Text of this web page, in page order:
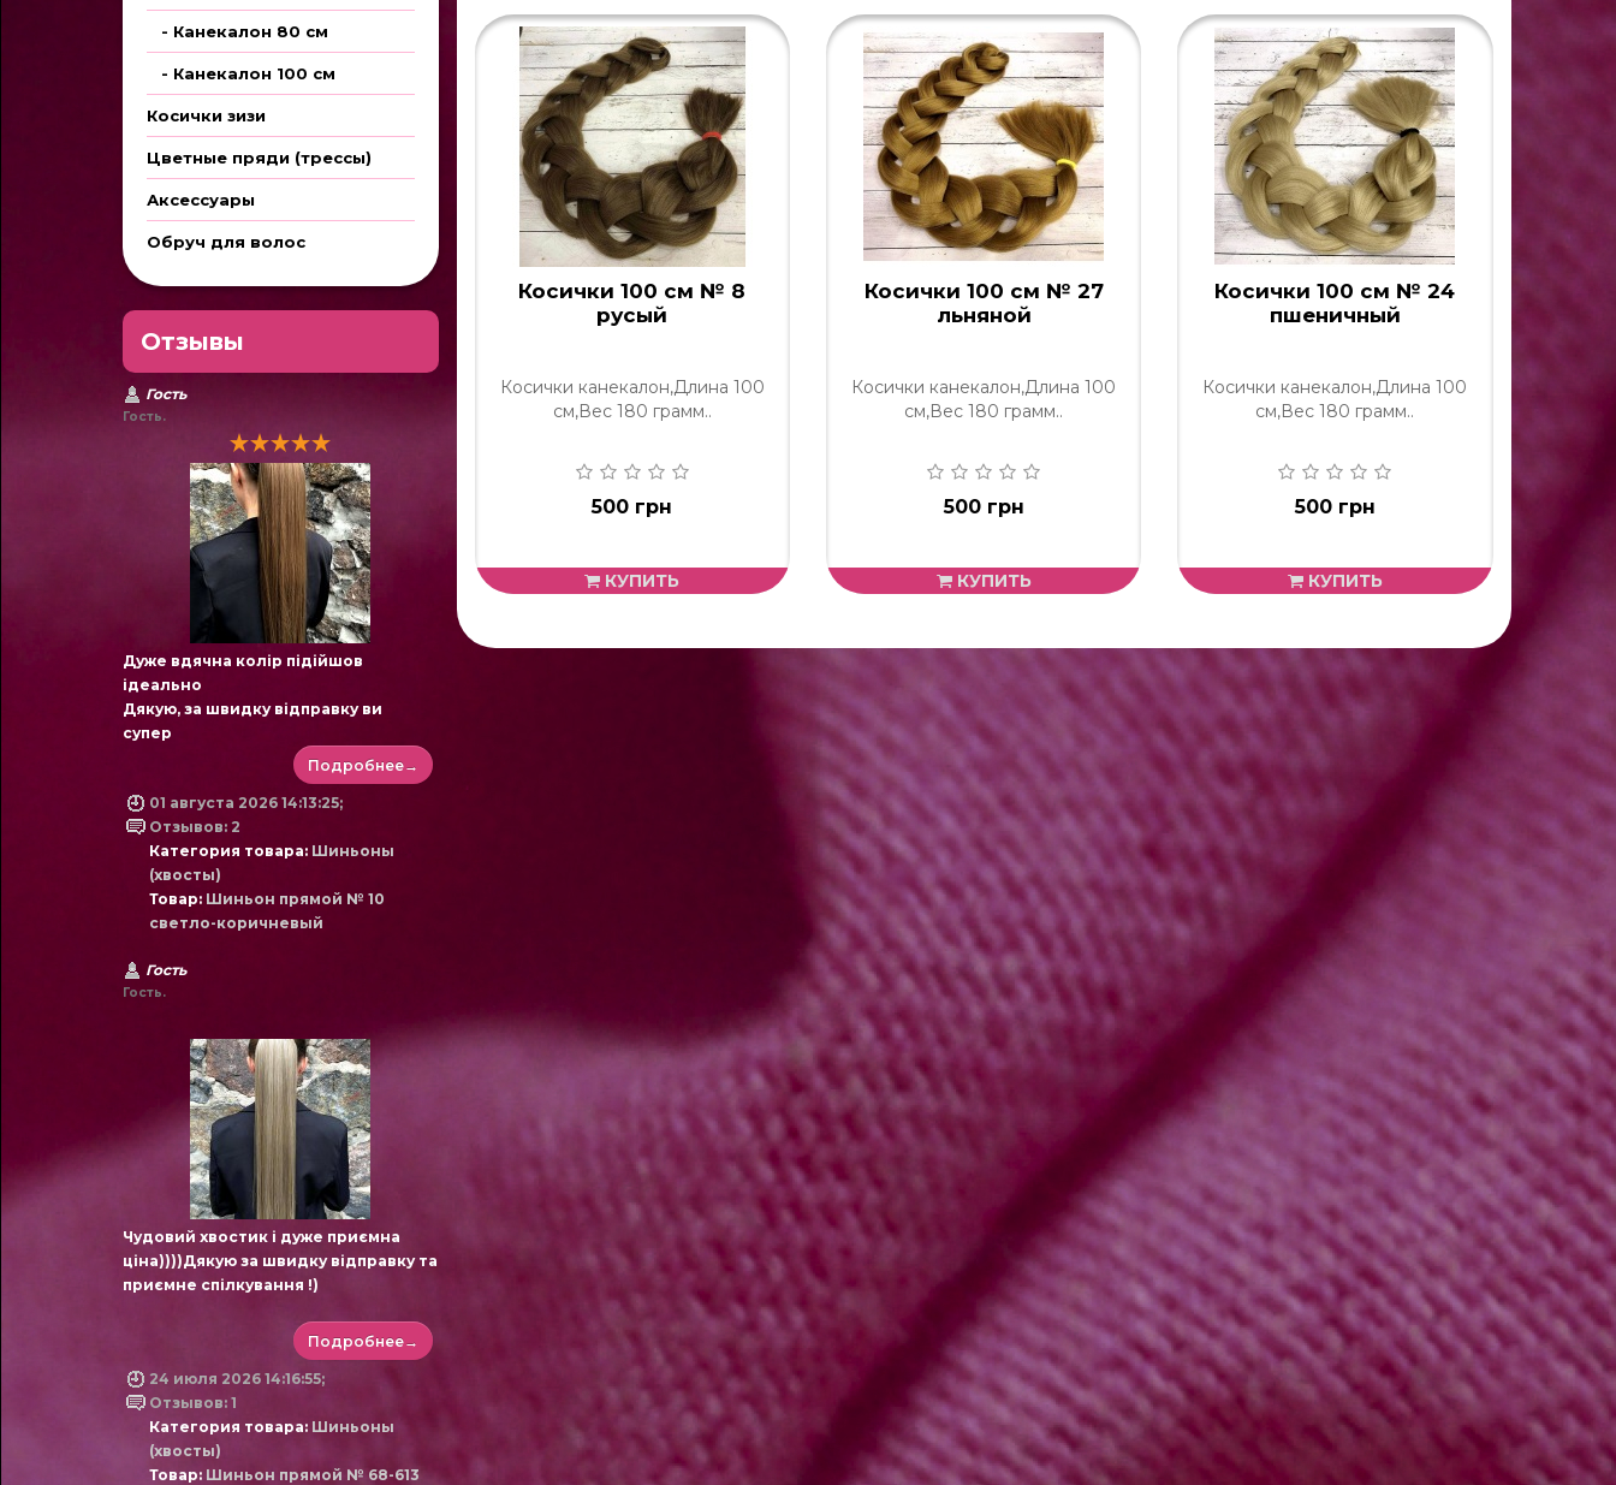
- Канекалон 80 см
- Канекалон 100 см
Косички зизи
Цветные пряди (трессы)
Аксессуары
Обруч для волос
Отзывы
Гость
Гость.
Дуже вдячна колір підійшов
ідеально
Дякую, за швидку відправку ви
супер
Подробнее→
01 августа 2026 14:13:25;
Отзывов: 2
Категория товара: Шиньоны
(хвосты)
Товар: Шиньон прямой № 10
светло-коричневый
Гость
Гость.
Чудовий хвостик і дуже приємна
ціна))))Дякую за швидку відправку та
приємне спілкування !)
Подробнее→
24 июля 2026 14:16:55;
Отзывов: 1
Категория товара: Шиньоны
(хвосты)
Товар: Шиньон прямой № 68-613
Косички 100 см № 8
русый
Косички канекалон,Длина 100
см,Вес 180 грамм..
500 грн
КУПИТЬ
Косички 100 см № 27
льняной
Косички канекалон,Длина 100
см,Вес 180 грамм..
500 грн
КУПИТЬ
Косички 100 см № 24
пшеничный
Косички канекалон,Длина 100
см,Вес 180 грамм..
500 грн
КУПИТЬ